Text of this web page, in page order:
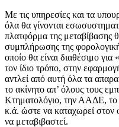
Με τις υπηρεσίες και τα
όλα θα γίνονται
πλατφόρμα της μεταβίβασης
συμπλήρωσης της
οποίο θα είναι διαθέσιμο
τον ίδιο τρόπο, στην
αντλεί από αυτή όλα τα
το ακίνητο απ’ όλους τους
Κτηματολόγιο, την ΑΑΔΕ,
κ.ά. ώστε να καταχωρεί στον
να μεταβιβαστεί.